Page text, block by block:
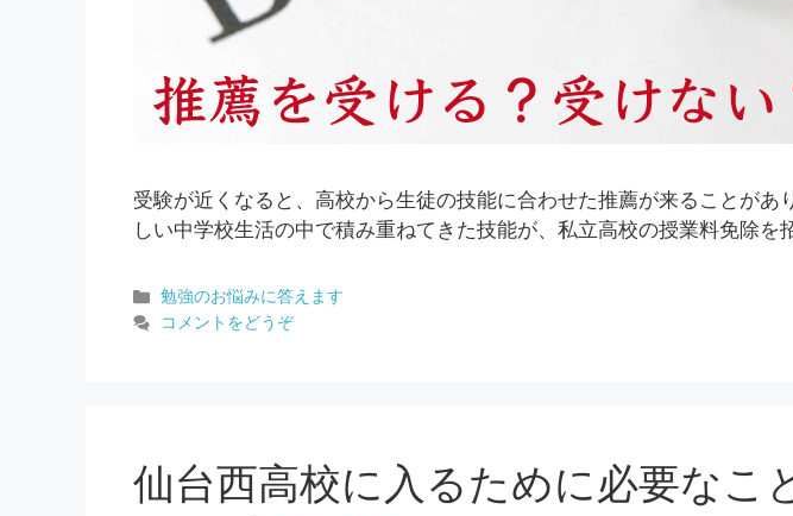
受験が近くなると、高校から生徒の技能に合わせた推薦が来ることが
しい中学校生活の中で積み重ねてきた技能が、私立高校の授業料免除
カ
テ
勉強のお悩みに答えます
コメントをどうぞ
仙台西高校に入るために必要なこ